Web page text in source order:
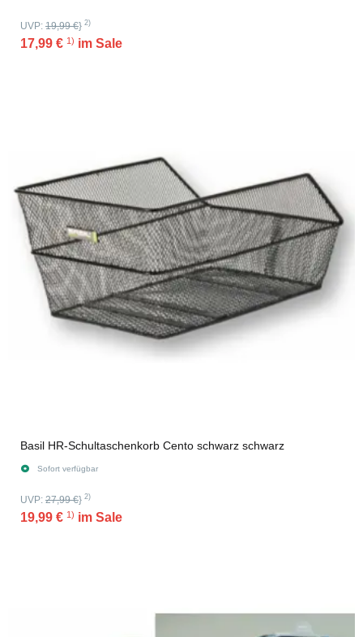
UVP: 19,99 €} 2)
17,99 € 1) im Sale
Basil HR-Schultaschenkorb Cento schwarz schwarz
Sofort verfügbar
UVP: 27,99 €} 2)
19,99 € 1) im Sale